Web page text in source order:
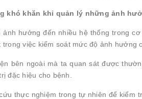
khó khăn khi quản lý những ảnh
hưởng đến nhiều hệ thống trong
trong việc kiểm soát mức độ ảnh hưởng
bên ngoài mà ta quan sát được
đặc hiệu cho bệnh.
thực nghiệm trong tự nhiên để kiểm